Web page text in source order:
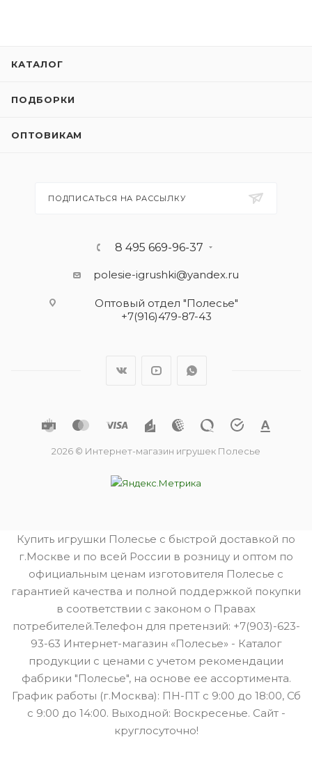
КАТАЛОГ
ПОДБОРКИ
ОПТОВИКАМ
ПОДПИСАТЬСЯ НА РАССЫЛКУ
8 495 669-96-37
polesie-igrushki@yandex.ru
Оптовый отдел "Полесье"
+7(916)479-87-43
2026 © Интернет-магазин игрушек Полесье
Купить игрушки Полесье с быстрой доставкой по
г.Москве и по всей России в розницу и оптом по
официальным ценам изготовителя Полесье с
гарантией качества и полной поддержкой покупки
в соответствии с законом о Правах
потребителей.Телефон для претензий: +7(903)-623-
93-63 Интернет-магазин «Полесье» - Каталог
продукции с ценами с учетом рекомендации
фабрики "Полесье", на основе ее ассортимента.
График работы (г.Москва): ПН-ПТ с 9:00 до 18:00, Сб
с 9:00 до 14:00. Выходной: Воскресенье. Сайт -
круглосуточно!